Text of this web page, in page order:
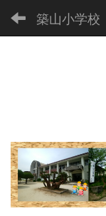
築山小学校